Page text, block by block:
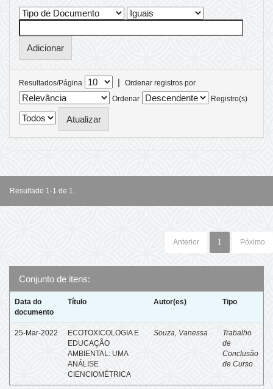
Resultados/Página |
Ordenar registros por
Ordenar
Registro(s)
Resultado 1-1 de 1.
Anterior 1 Póximo
Conjunto de itens:
Data do
documento
Título Autor(es) Tipo
25-Mar-2022
ECOTOXICOLOGIA E
EDUCAÇÃO
AMBIENTAL: UMA
ANÁLISE
CIENCIOMÉTRICA
Souza, Vanessa
Trabalho
de
Conclusão
de Curso